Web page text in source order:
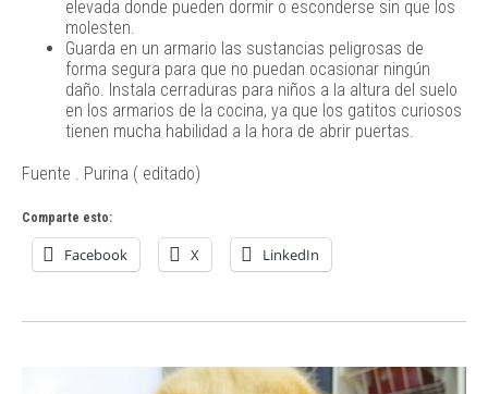
elevada donde pueden dormir o esconderse sin que los
molesten.
Guarda en un armario las sustancias peligrosas de
forma segura para que no puedan ocasionar ningún
daño. Instala cerraduras para niños a la altura del suelo
en los armarios de la cocina, ya que los gatitos curiosos
tienen mucha habilidad a la hora de abrir puertas.
Fuente . Purina ( editado)
Comparte esto:
Facebook X LinkedIn